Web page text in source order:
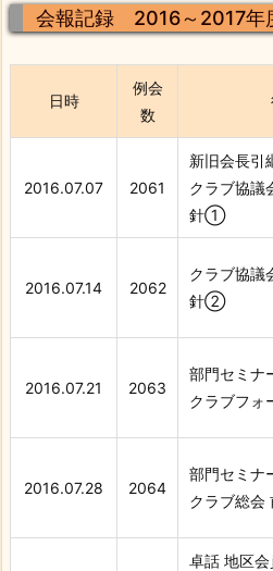
会報記録 2016～2017年
日時
例会
数
2016.07.07 2061
新旧会長引
クラブ協議
針①
2016.07.14 2062
クラブ協議
針②
2016.07.21 2063
部門セミ
クラブフォ
2016.07.28 2064
部門セミ
クラブ総会
卓話 地区